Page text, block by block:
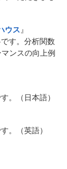
ウス』
す。分析関数
ンスの向上例
。（日本語）
。（英語）